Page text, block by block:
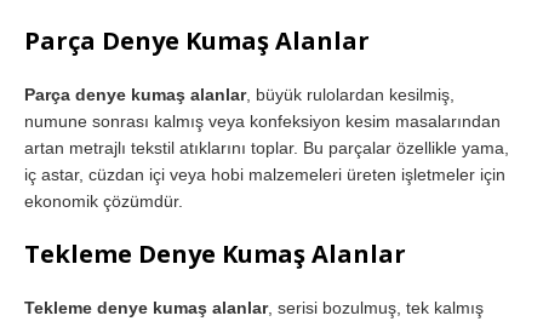
Parça Denye Kumaş Alanlar
Parça denye kumaş alanlar, büyük rulolardan kesilmiş,
numune sonrası kalmış veya konfeksiyon kesim masalarından
artan metrajlı tekstil atıklarını toplar. Bu parçalar özellikle yama,
iç astar, cüzdan içi veya hobi malzemeleri üreten işletmeler için
ekonomik çözümdür.
Tekleme Denye Kumaş Alanlar
Tekleme denye kumaş alanlar, serisi bozulmuş, tek kalmış